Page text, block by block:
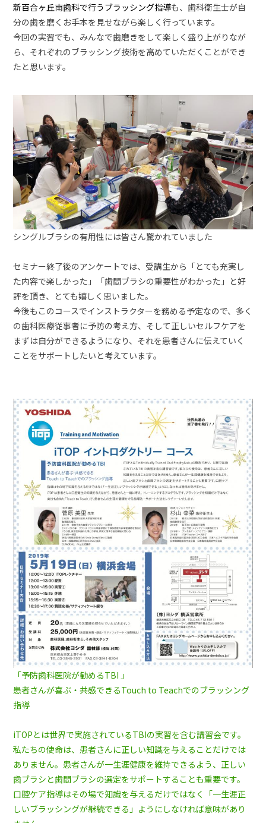
新百合ヶ丘南歯科で行うブラッシング指導も、歯科衛生士が自
分の歯を磨くお手本を見せながら楽しく行っています。
今回の実習でも、みんなで歯磨きをして楽しく盛り上がりなが
ら、それぞれのブラッシング技術を高めていただくことができ
たと思います。
シングルブラシの有用性には皆さん驚かれていました
セミナー終了後のアンケートでは、受講生から「とても充実し
た内容で楽しかった」「歯間ブラシの重要性がわかった」と好
評を頂き、とても嬉しく思いました。
今後もこのコースでインストラクターを務める予定なので、多く
の歯科医療従事者に予防の考え方、そして正しいセルフケアを
まずは自分ができるようになり、それを患者さんに伝えていく
ことをサポートしたいと考えています。
「予防歯科医院が勧めるTBI 」
患者さんが喜ぶ・共感できるTouch to Teachでのブラッシング
指導
iTOPとは世界で実施されているTBIの実習を含む講習会です。
私たちの使命は、患者さんに正しい知識を与えることだけでは
ありません。患者さんが一生涯健康を維持できるよう、正しい
歯ブラシと歯間ブラシの選定をサポートすることも重要です。
口腔ケア指導はその場で知識を与えるだけではなく「一生涯正
しいブラッシングが継続できる」ようにしなければ意味があり